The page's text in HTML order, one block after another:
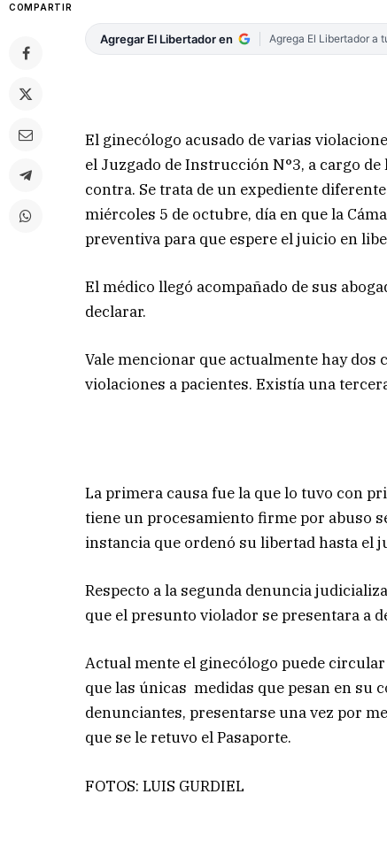
COMPARTIR
Agregar El Libertador en Agrega El Libertador a
El ginecólogo acusado de varias
el Juzgado de Instrucción N°3, a cargo
contra. Se trata de un expediente
miércoles 5 de octubre, día en que la
preventiva para que espere el juicio en
El médico llegó acompañado de sus
declarar.
Vale mencionar que actualmente hay
violaciones a pacientes. Existía una
La primera causa fue la que lo tuvo con
tiene un procesamiento firme por abuso
instancia que ordenó su libertad hasta el
Respecto a la segunda denuncia
que el presunto violador se presentara a
Actual mente el ginecólogo puede
que las únicas medidas que pesan en su
denunciantes, presentarse una vez por
que se le retuvo el Pasaporte.
FOTOS: LUIS GURDIEL